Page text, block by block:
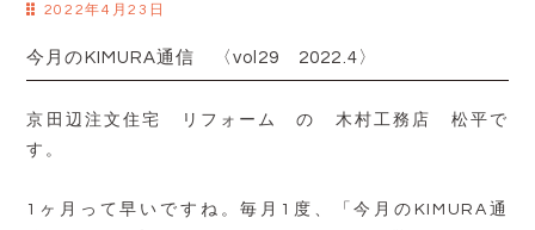
2022年4月23日
今月のKIMURA通信 〈vol29 2022.4〉
京田辺注文住宅 リフォーム の 木村工務店 松平で
す。
1ヶ月って早いですね。毎月1度、「今月のKIMURA通